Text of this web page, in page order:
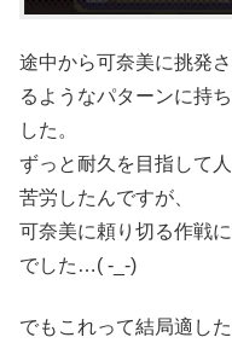
途中から可奈美に挑発
るようなパターンに持
した。
ずっと耐久を目指して
苦労したんですが、
可奈美に頼り切る作戦
でした…( -_-)
でもこれって結局適し